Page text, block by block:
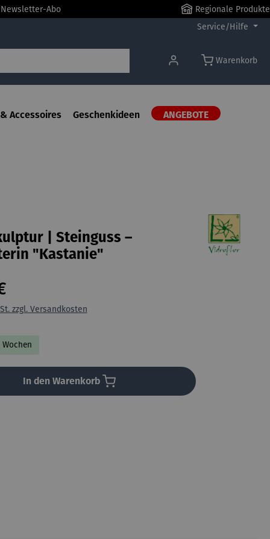
Abo
Regionale Produkte
Service/Hilfe
Warenkorb
Accessoires Geschenkideen ANGEBOTE
| Steinguss –
"Kastanie"
zzgl. Versandkosten
In den Warenkorb